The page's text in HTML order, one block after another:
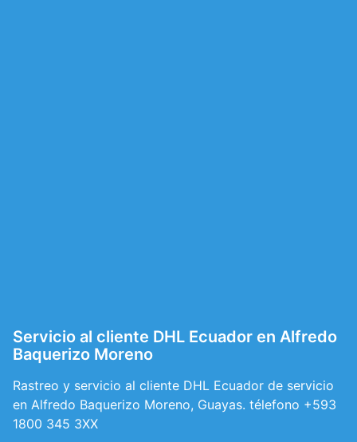
Servicio al cliente DHL Ecuador en Alfredo
Baquerizo Moreno
Rastreo y servicio al cliente DHL Ecuador de servicio
en Alfredo Baquerizo Moreno, Guayas. télefono +593
1800 345 3XX